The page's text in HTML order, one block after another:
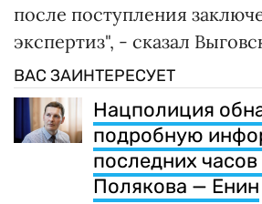
после поступления
экспертиз", - сказал
ВАС ЗАИНТЕРЕСУЕТ
Нацполиция
подробную
последних
Полякова — Енин